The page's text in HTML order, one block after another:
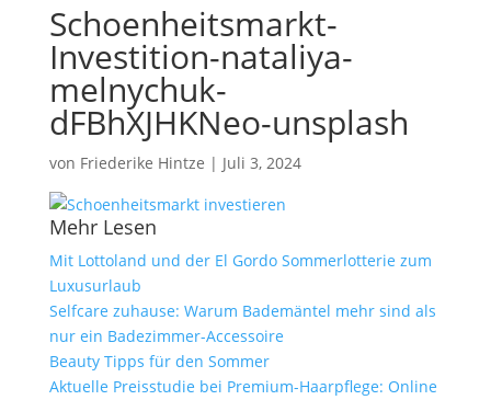
Schoenheitsmarkt-
Investition-nataliya-
melnychuk-
dFBhXJHKNeo-unsplash
von Friederike Hintze | Juli 3, 2024
Mehr Lesen
Mit Lottoland und der El Gordo Sommerlotterie zum
Luxusurlaub
Selfcare zuhause: Warum Bademäntel mehr sind als
nur ein Badezimmer-Accessoire
Beauty Tipps für den Sommer
Aktuelle Preisstudie bei Premium-Haarpflege: Online